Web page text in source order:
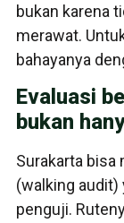
bukan karena
merawat.
bahayanya
Evaluasi
bukan
Surakarta bisa
(walking audit)
penguji.